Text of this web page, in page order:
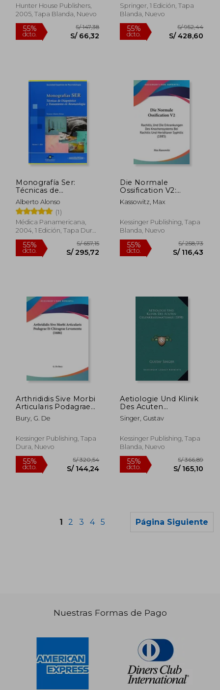
dcto.
S/ 1.459,56
S/ 656,80
55% 55%
(en Inglés)
Hunter House Publishers,
2005, Tapa Blanda, Nuevo
S/ 147,38
Springer, 1 Edición, Tapa
Blanda, Nuevo
55%
Monografía Ser:
Técnicas de
Diagnóstico y
Tratamiento en
Reumatología
Alberto Alonso
(1)
Médica Panamericana,
2004, 1 Edición, Tapa Dura,
Nuevo
Die Normale
Ossification V2:
Rachitis, Und Die
Erkrankungen Des
Rachitis Und
Heriditarer Syphilis
Kassowitz, Max
Kessinger Publishing, Tapa
Blanda, Nuevo
Arthrididis Sive Morbi
Articularis Podagrae
Et Chiragrae
Levamenta (1686) (en
Bury, G. De
Kessinger Publishing, Tapa
Dura, Nuevo
Aetiologie Und Klinik
Des Acuten
Gelenkrheumatismus
(1898) (en Alemán)
Singer, Gustav
Kessinger Publishing, Tapa
Blanda, Nuevo
1 2 3 4 5 Página Siguiente
Nuestras Formas de Pago